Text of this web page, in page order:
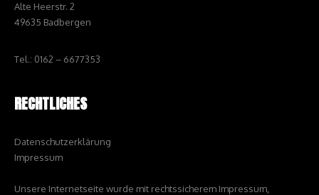
Alte Heerstr. 2
49635 Badbergen
Tel.: 0162 – 6677353
RECHTLICHES
Datenschutzerklärung
Impressum
Unsere Internetseite wurde mit rechtssicherem Impressum,